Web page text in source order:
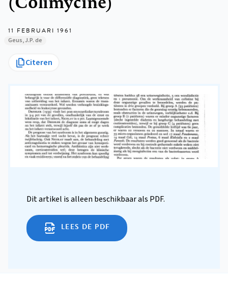
11 FEBRUARI 1961
Geus, J.P. de
Citeren
Dit artikel is alleen beschikbaar als PDF.
LEES DE PDF